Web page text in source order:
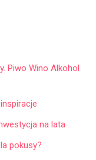
Piwo Wino Alkohol
na lata
pokusy?